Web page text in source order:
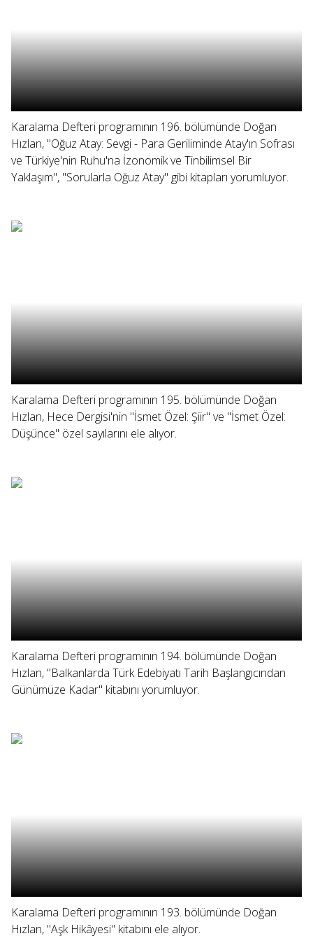
Karalama Defteri programının 196. bölümünde Doğan
Hızlan, "Oğuz Atay: Sevgi - Para Geriliminde Atay'ın Sofrası
ve Türkiye'nin Ruhu'na İzonomik ve Tinbilimsel Bir
Yaklaşım", "Sorularla Oğuz Atay" gibi kitapları yorumluyor.
Karalama Defteri programının 195. bölümünde Doğan
Hızlan, Hece Dergisi'nin "İsmet Özel: Şiir" ve "İsmet Özel:
Düşünce" özel sayılarını ele alıyor.
Karalama Defteri programının 194. bölümünde Doğan
Hızlan, "Balkanlarda Türk Edebiyatı Tarih Başlangıcından
Günümüze Kadar" kitabını yorumluyor.
Karalama Defteri programının 193. bölümünde Doğan
Hızlan, "Aşk Hikâyesi" kitabını ele alıyor.